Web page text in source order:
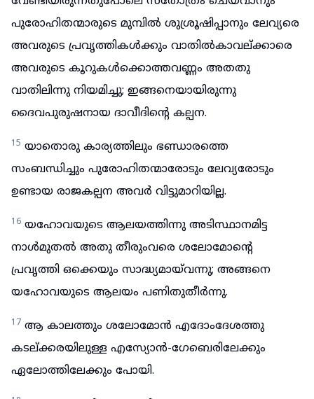
പുരോഹിതന്മാരുടെ മുമ്പിൽ ശുശ്രൂഷിപ്പാനും ലേവ്യരെ
അവരുടെ പ്രവൃത്തികൾക്കും വാതിൽകാവല്ക്കാരെ
അവരുടെ കൂറുകൾക്കൊത്തവണ്ണം അതതു
വാതിലിന്നു നിയമിച്ചു; ഇങ്ങനെയായിരുന്നു
ദൈവപുരുഷനായ ദാവീദിന്റെ കല്പന.
15 യാതൊരു കാര്യത്തിലും ഭണ്ഡാരത്തെ
സംബന്ധിച്ചും പുരോഹിതന്മാരോടും ലേവ്യരോടും
ഉണ്ടായ രാജകല്പന അവർ വിട്ടുമാറിയില്ല.
16 യഹോവയുടെ ആലയത്തിന്നു അടിസ്ഥാനമിട്ട
നാൾമുതൽ അതു തീരുംവരെ ശലോമോന്റെ
പ്രവൃത്തി ഒക്കെയും സാദ്ധ്യമായ്‌വന്നു; അങ്ങനെ
യഹോവയുടെ ആലയം പണിതുതീർന്നു.
17 ആ കാലത്തും ശലോമോൻ എദോംദേശത്തു
കടല്ക്കരയിലുള്ള എസ്യോൻ-ഗേബെരിലേക്കും
ഏലോത്തിലേക്കും പോയി.